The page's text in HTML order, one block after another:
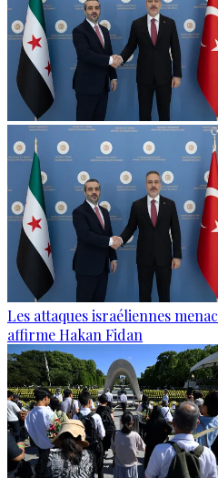
Les attaques israéliennes
affirme Hakan Fidan